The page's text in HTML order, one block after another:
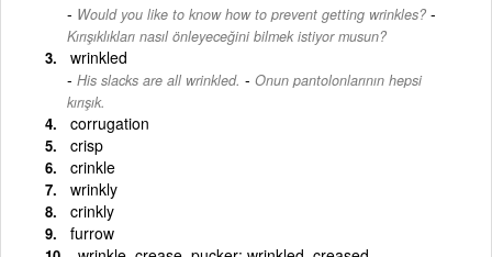
Would you like to know how to prevent getting wrinkles? -
Kırışıklıkları nasıl önleyeceğini bilmek istiyor musun?
wrinkled
His slacks are all wrinkled. - Onun pantolonlarının hepsi
kırışık.
corrugation
crisp
crinkle
wrinkly
crinkly
furrow